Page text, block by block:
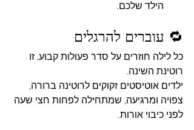
הילד שלכם.
🔁 עוברים להרגלים:
כל לילה חוזרים על סדר פעולות קבוע, זו
רוטינת השינה.
ילדים אוטיסטים זקוקים לרוטינה ברורה,
צפויה ומרגיעה, שמתחילה לפחות חצי שעה
לפני כיבוי אורות.